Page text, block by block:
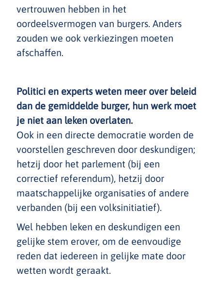
vertrouwen hebben in het
oordeelsvermogen van burgers. Anders
zouden we ook verkiezingen moeten
afschaffen.
Politici en experts weten meer over beleid
dan de gemiddelde burger, hun werk moet
je niet aan leken overlaten.
Ook in een directe democratie worden de
voorstellen geschreven door deskundigen;
hetzij door het parlement (bij een
correctief referendum), hetzij door
maatschappelijke organisaties of andere
verbanden (bij een volksinitiatief).
Wel hebben leken en deskundigen een
gelijke stem erover, om de eenvoudige
reden dat iedereen in gelijke mate door
wetten wordt geraakt.